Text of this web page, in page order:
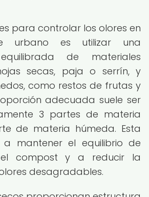
para controlar los olores en
urbano es utilizar una
de materiales
secas, paja o serrín, y
como restos de frutas y
adecuada suele ser
3 partes de materia
de materia húmeda. Esta
mantener el equilibrio de
compost y a reducir la
desagradables.